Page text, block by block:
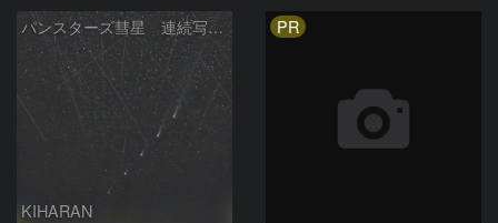
パンスターズ彗星 連続写真 再処理
KIHARAN
PR